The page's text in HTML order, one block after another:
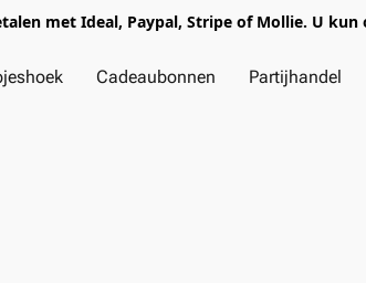
met Ideal, Paypal, Stripe of Mollie. U
Cadeaubonnen Partijhandel